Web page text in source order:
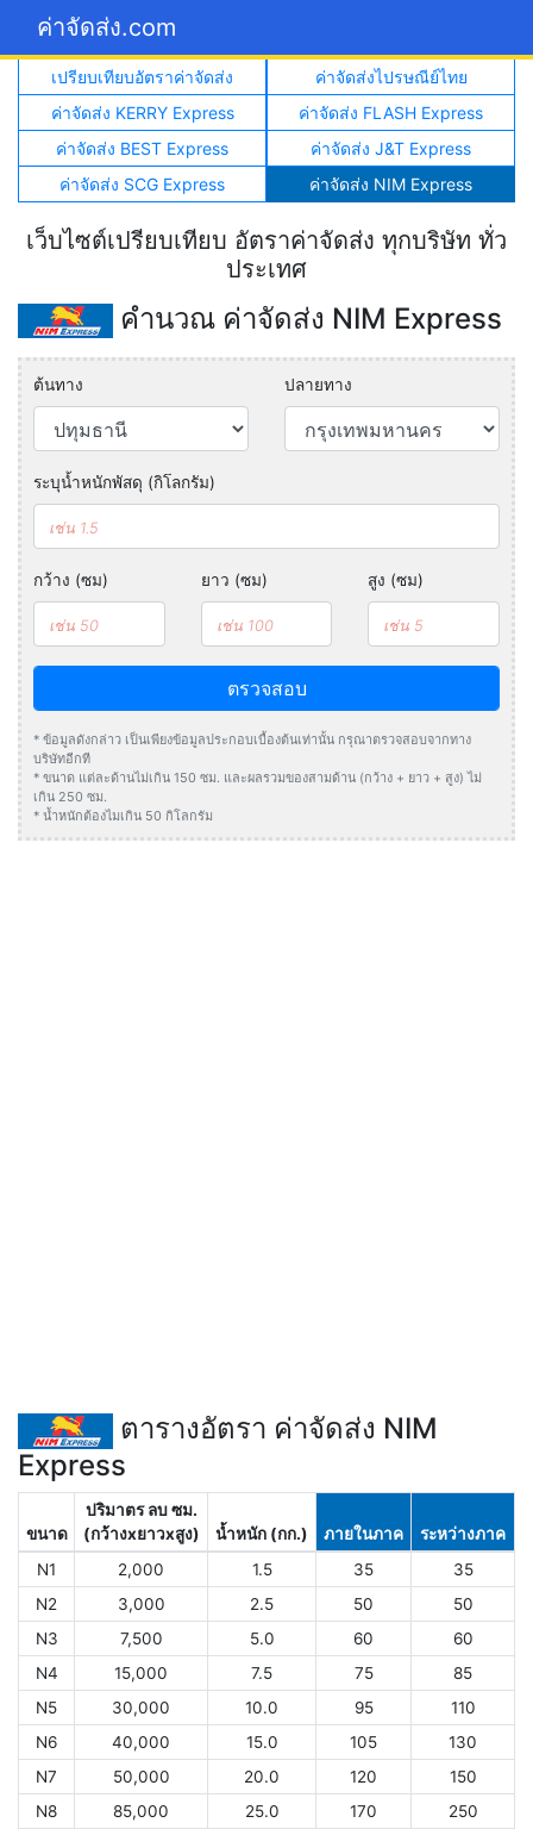
ค่าจัดส่ง.com
เปรียบเทียบอัตราค่าจัดส่ง
ค่าจัดส่งไปรษณีย์ไทย
ค่าจัดส่ง KERRY Express
ค่าจัดส่ง FLASH Express
ค่าจัดส่ง BEST Express
ค่าจัดส่ง J&T Express
ค่าจัดส่ง SCG Express
ค่าจัดส่ง NIM Express
เว็บไซต์เปรียบเทียบ อัตราค่าจัดส่ง ทุกบริษัท ทั่ว
ประเทศ
คำนวณ ค่าจัดส่ง NIM Express
ต้นทาง ปลายทาง
ระบุน้ำหนักพัสดุ (กิโลกรัม)
กว้าง (ซม) ยาว (ซม) สูง (ซม)
ตรวจสอบ
* ข้อมูลดังกล่าว เป็นเพียงข้อมูลประกอบเบื้องต้นเท่านั้น กรุณาตรวจสอบจากทาง
บริษัทอีกที
* ขนาด แต่ละด้านไม่เกิน 150 ซม. และผลรวมของสามด้าน (กว้าง + ยาว + สูง) ไม่
เกิน 250 ซม.
* น้ำหนักต้องไมเกิน 50 กิโลกรัม
ตารางอัตรา ค่าจัดส่ง NIM
Express
ขนาด
ปริมาตร ลบ ซม.
(กว้างxยาวxสูง)
น้ำหนัก (กก.) ภายในภาค
ระหว่างภาค
N1
2,000 1.5 35
35
N2
3,000 2.5 50
50
N3
7,500 5.0 60
60
N4
15,000 7.5 75
85
N5
30,000 10.0 95
110
N6
40,000 15.0 105
130
N7
50,000 20.0 120
150
N8
85,000 25.0 170
250